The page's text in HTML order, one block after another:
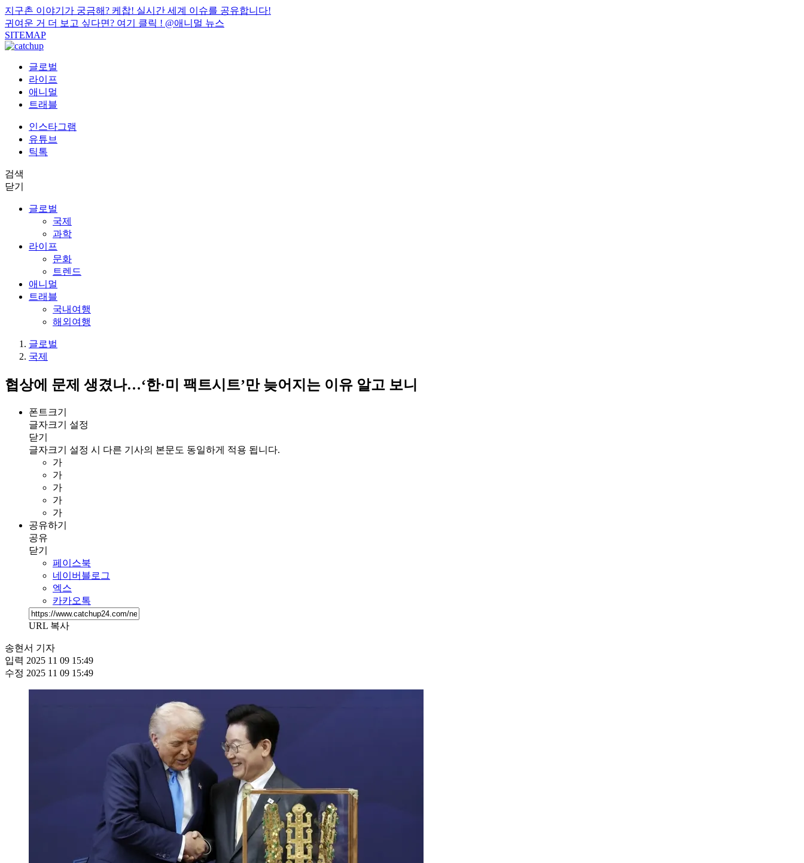
지구촌 이야기가 궁금해? 케찹! 실시간 세계 이슈를 공유합니다!
귀여운 거 더 보고 싶다면? 여기 클릭 ! @애니멀 뉴스
SITEMAP
글로벌
라이프
애니멀
트래블
인스타그램
유튜브
틱톡
검색
닫기
글로벌
국제
과학
라이프
문화
트렌드
애니멀
트래블
국내여행
해외여행
글로벌
국제
협상에 문제 생겼나…‘한·미 팩트시트’만 늦어지는 이유 알고 보니
폰트크기
글자크기 설정
닫기
글자크기 설정 시 다른 기사의 본문도 동일하게 적용 됩니다.
가
가
가
가
가
공유하기
공유
닫기
페이스북
네이버블로그
엑스
카카오톡
URL 복사
송현서 기자
입력 2025 11 09 15:49
수정 2025 11 09 15:49